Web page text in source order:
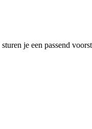
je een passend